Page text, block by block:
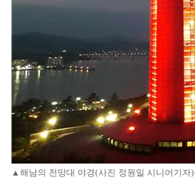
▲해남의 전망대 야경(사진 정원일 시니어기자)